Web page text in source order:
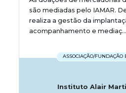
são mediadas pelo IAMAR.
realiza a gestão da
acompanhamento e mediaç...
ASSOCIAÇÃO/FUNDAÇÃO
Instituto Alair